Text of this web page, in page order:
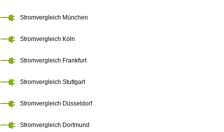
Stromvergleich München
Stromvergleich Köln
Stromvergleich Frankfurt
Stromvergleich Stuttgart
Stromvergleich Düsseldorf
Stromvergleich Dortmund